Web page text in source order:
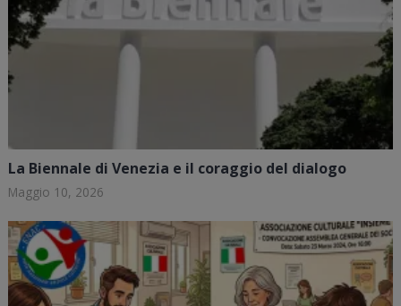
La Biennale di Venezia e il coraggio del dialogo
Maggio 10, 2026